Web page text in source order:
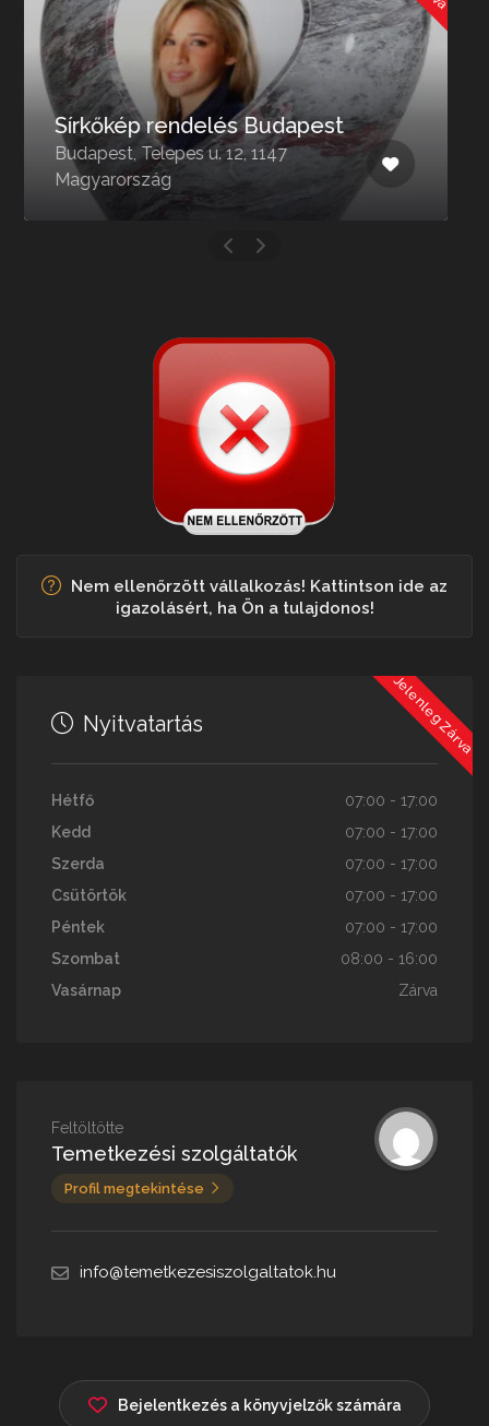
Temetőiroda
Budapest, Fiumei út 16-18, 1086
Magyarország
Nem ellenőrzött vállalkozás! Kattintson ide az
igazolásért, ha Ön a tulajdonos!
Jelenleg Zárva
Nyitvatartás
Hétfő
07:00 - 17:00
Kedd
07:00 - 17:00
Szerda
07:00 - 17:00
Csütörtök
07:00 - 17:00
Péntek
07:00 - 17:00
Szombat
08:00 - 16:00
Vasárnap
Zárva
Feltöltötte
Temetkezési szolgáltatók
Profil megtekintése
info@temetkezesiszolgaltatok.hu
Bejelentkezés a könyvjelzők számára